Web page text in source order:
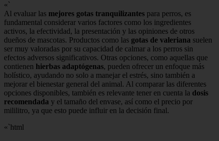
«`
Al evaluar las mejores gotas tranquilizantes para perros, es
fundamental considerar varios factores como los ingredientes
activos, la efectividad, la presentación y las opiniones de otros
dueños de mascotas. Productos como las gotas de valeriana suelen
ser muy valoradas por su capacidad de calmar a los perros sin
efectos adversos significativos. Otras opciones, como aquellas que
contienen hierbas adaptógenas, pueden ofrecer un enfoque más
holístico, ayudando no solo a manejar el estrés, sino también a
mejorar el bienestar general del animal. Al comparar las diferentes
opciones disponibles, también es relevante tener en cuenta la dosis
recomendada y el tamaño del envase, así como el precio por
mililitro, ya que esto puede influir en la decisión final.
«`html